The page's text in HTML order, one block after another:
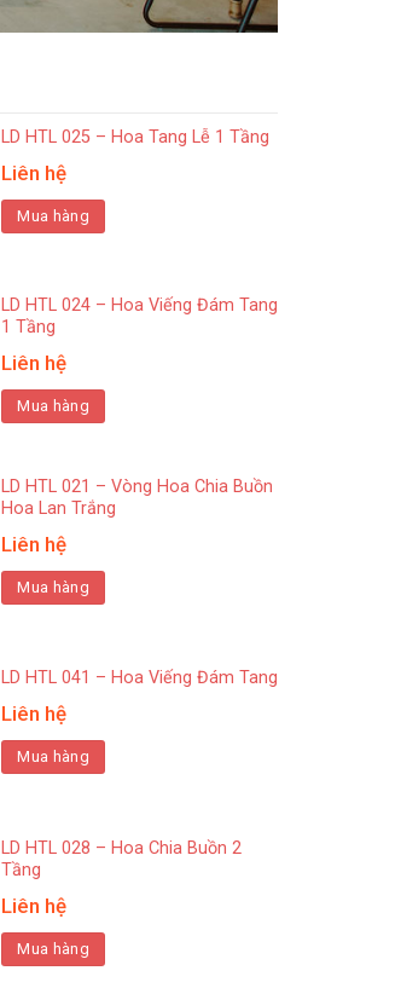
LD HTL 025 – Hoa Tang Lễ 1 Tầng
Liên hệ
Mua hàng
LD HTL 024 – Hoa Viếng Đám Tang
1 Tầng
Liên hệ
Mua hàng
LD HTL 021 – Vòng Hoa Chia Buồn
Hoa Lan Trắng
Liên hệ
Mua hàng
LD HTL 041 – Hoa Viếng Đám Tang
Liên hệ
Mua hàng
LD HTL 028 – Hoa Chia Buồn 2
Tầng
Liên hệ
Mua hàng